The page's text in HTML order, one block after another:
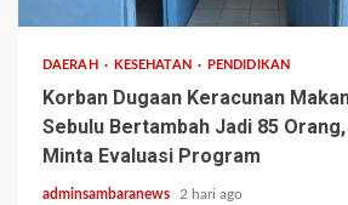
DAERAH KESEHATAN PENDIDIKAN
Korban Dugaan Keracunan
Sebulu Bertambah Jadi 85
Minta Evaluasi Program
adminsambaranews 2 hari ago